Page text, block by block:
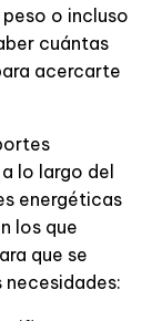
o incluso
cuántas
acercarte
lo largo del
energéticas
los que
que se